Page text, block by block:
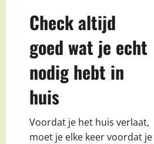
Check altijd
goed wat je echt
nodig hebt in
huis
Voordat je het huis verlaat,
moet je elke keer voordat je